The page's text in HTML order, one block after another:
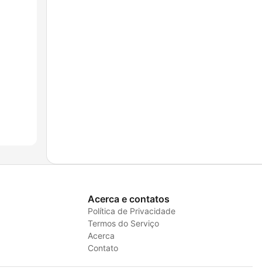
Acerca e contatos
Política de Privacidade
Termos do Serviço
Acerca
Contato